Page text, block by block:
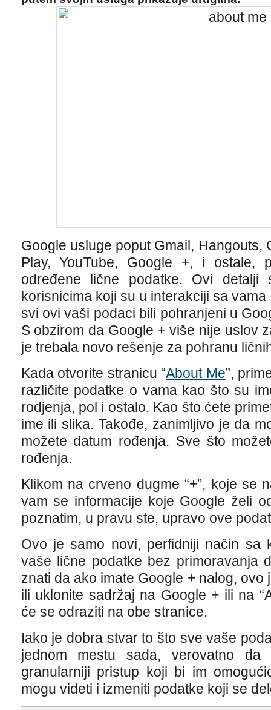
Google usluge poput Gmail, Hangouts,
Play, YouTube, Google +, i ostale,
određene lične podatke. Ovi detalji
korisnicima koji su u interakciji sa
svi ovi vaši podaci bili pohranjeni u
S obzirom da Google + više nije uslov
je trebala novo rešenje za pohranu
Kada otvorite stranicu “About Me”,
različite podatke o vama kao što su
rodjenja, pol i ostalo. Kao što ćete
ime ili slika. Takođe, zanimljivo je da
možete datum rođenja. Sve što
rođenja.
Klikom na crveno dugme “+”, koje se
vam se informacije koje Google želi
poznatim, u pravu ste, upravo ove
Ovo je samo novi, perfidniji način sa
vaše lične podatke bez primoravanja
znati da ako imate Google + nalog, ovo
ili uklonite sadržaj na Google + ili na
će se odraziti na obe stranice.
Iako je dobra stvar to što sve vaše
jednom mestu sada, verovatno
granularniji pristup koji bi im
mogu videti i izmeniti podatke koji se